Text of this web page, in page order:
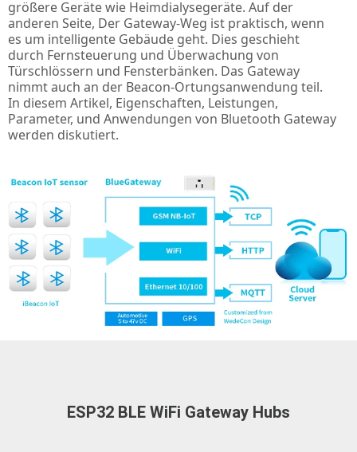
größere Geräte wie Heimdialysegeräte. Auf der
anderen Seite, Der Gateway-Weg ist praktisch, wenn
es um intelligente Gebäude geht. Dies geschieht
durch Fernsteuerung und Überwachung von
Türschlössern und Fensterbänken. Das Gateway
nimmt auch an der Beacon-Ortungsanwendung teil.
In diesem Artikel, Eigenschaften, Leistungen,
Parameter, und Anwendungen von Bluetooth Gateway
werden diskutiert.
ESP32 BLE WiFi Gateway Hubs